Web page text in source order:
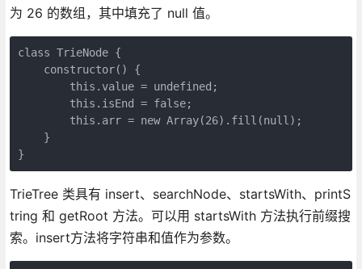
为 26 的数组，其中填充了 null 值。
class TrieNode {
    constructor() {
        this.value = undefined;
        this.isEnd = false;
        this.arr = new Array(26).fill(null);
    }
}
TrieTree 类具有 insert、searchNode、startsWith、printS
tring 和 getRoot 方法。可以用 startsWith 方法执行前缀搜
索。insert方法将字符串和值作为参数。